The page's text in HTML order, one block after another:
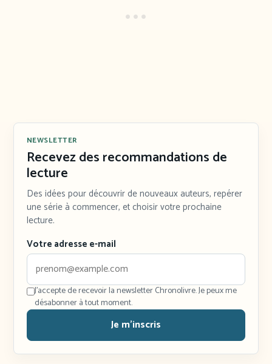
NEWSLETTER
Recevez des recommandations de
lecture
Des idées pour découvrir de nouveaux auteurs, repérer
une série à commencer, et choisir votre prochaine
lecture.
Votre adresse e-mail
J'accepte de recevoir la newsletter Chronolivre. Je peux me
désabonner à tout moment.